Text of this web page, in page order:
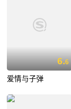
6.6
爱情与子弹